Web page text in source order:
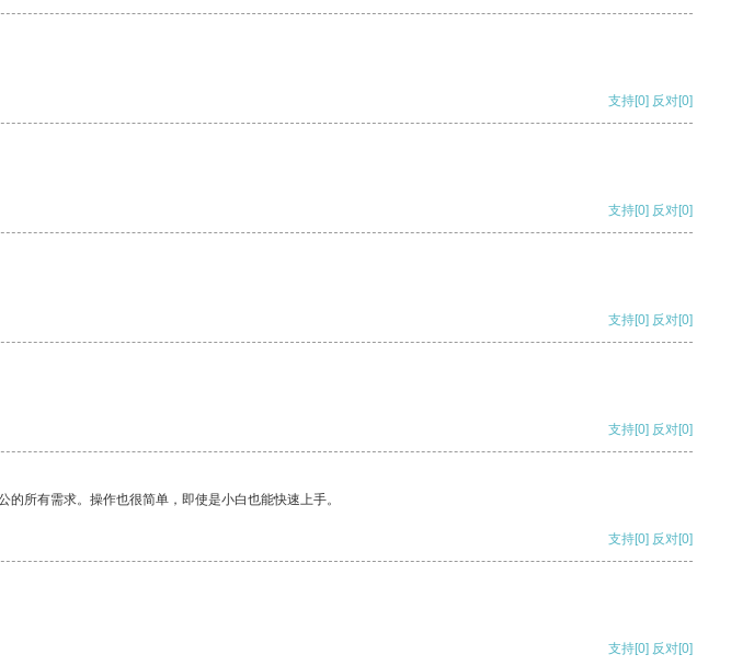
支持[0] 反对[0]
支持[0] 反对[0]
支持[0] 反对[0]
支持[0] 反对[0]
所有需求。操作也很简单，即使是小白也能快速上手。
支持[0] 反对[0]
支持[0] 反对[0]